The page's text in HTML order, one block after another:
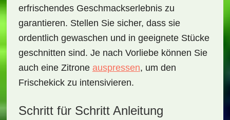
erfrischendes Geschmackserlebnis zu
garantieren. Stellen Sie sicher, dass sie
ordentlich gewaschen und in geeignete Stücke
geschnitten sind. Je nach Vorliebe können Sie
auch eine Zitrone auspressen, um den
Frischekick zu intensivieren.
Schritt für Schritt Anleitung